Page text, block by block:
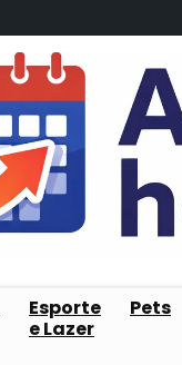
Esporte
e Lazer
Pets